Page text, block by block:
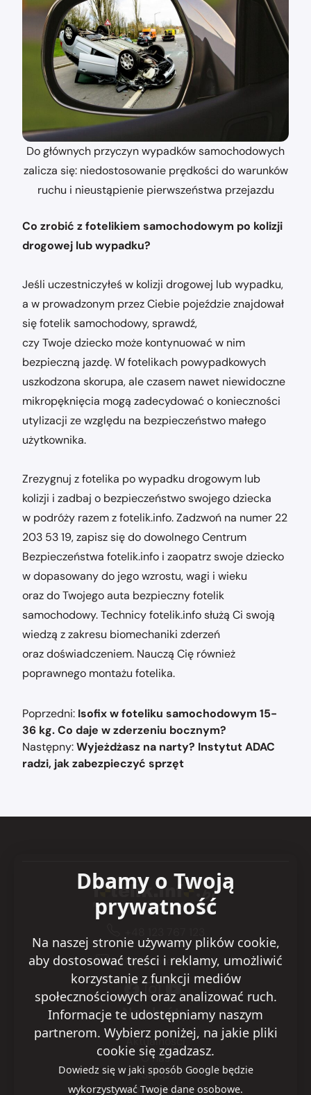
Do głównych przyczyn wypadków samochodowych
zalicza się: niedostosowanie prędkości do warunków
ruchu i nieustąpienie pierwszeństwa przejazdu
Co zrobić z fotelikiem samochodowym po kolizji
drogowej lub wypadku?
Jeśli uczestniczyłeś w kolizji drogowej lub wypadku,
a w prowadzonym przez Ciebie pojeździe znajdował
się fotelik samochodowy, sprawdź,
czy Twoje dziecko może kontynuować w nim
bezpieczną jazdę. W fotelikach powypadkowych
uszkodzona skorupa, ale czasem nawet niewidoczne
mikropęknięcia mogą zadecydować o konieczności
utylizacji ze względu na bezpieczeństwo małego
użytkownika.
Zrezygnuj z fotelika po wypadku drogowym lub
kolizji i zadbaj o bezpieczeństwo swojego dziecka
w podróży razem z fotelik.info. Zadzwoń na numer 22
203 53 19, zapisz się do dowolnego Centrum
Bezpieczeństwa fotelik.info i zaopatrz swoje dziecko
w dopasowany do jego wzrostu, wagi i wieku
oraz do Twojego auta bezpieczny fotelik
samochodowy. Technicy fotelik.info służą Ci swoją
wiedzą z zakresu biomechaniki zderzeń
oraz doświadczeniem. Nauczą Cię również
poprawnego montażu fotelika.
Nawigacja
wpisu
Poprzedni: Isofix w foteliku samochodowym 15-
36 kg. Co daje w zderzeniu bocznym?
Następny:Wyjeżdżasz na narty? Instytut ADAC
radzi, jak zabezpieczyć sprzęt
sklep@fotelik.info.pl
Na skróty
Aktualności
O nas
Sklep
Kontakt
Dbamy o Twoją
prywatność
Na naszej stronie używamy plików cookie,
aby dostosować treści i reklamy, umożliwić
korzystanie z funkcji mediów
społecznościowych oraz analizować ruch.
Informacje te udostępniamy naszym
partnerom. Wybierz poniżej, na jakie pliki
cookie się zgadzasz.
Dowiedz się w jaki sposób Google będzie
wykorzystywać Twoje dane osobowe.